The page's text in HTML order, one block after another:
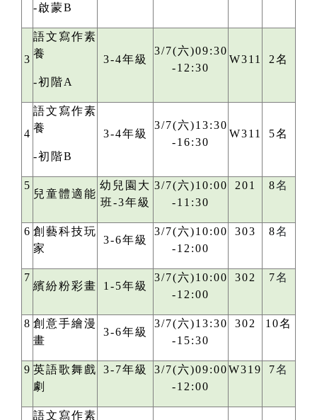
-啟蒙B
3
語文寫作素
養
-初階A
3-4年級
3/7(六)09:30
-12:30
W311 2名
4
語文寫作素
養
-初階B
3-4年級
3/7(六)13:30
-16:30
W311 5名
5
兒童體適能
幼兒園大
班-3年級
3/7(六)10:00
-11:30
201 8名
6 創藝科技玩
家
3-6年級
3/7(六)10:00
-12:00
303 8名
7
繽紛粉彩畫 1-5年級
3/7(六)10:00
-12:00
302 7名
8 創意手繪漫
畫
3-6年級
3/7(六)13:30
-15:30
302 10名
9 英語歌舞戲
劇
3-7年級
3/7(六)09:00
-12:00
W319 7名
語文寫作素